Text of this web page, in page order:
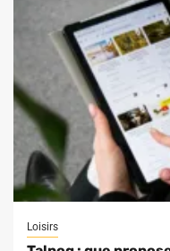
Loisirs